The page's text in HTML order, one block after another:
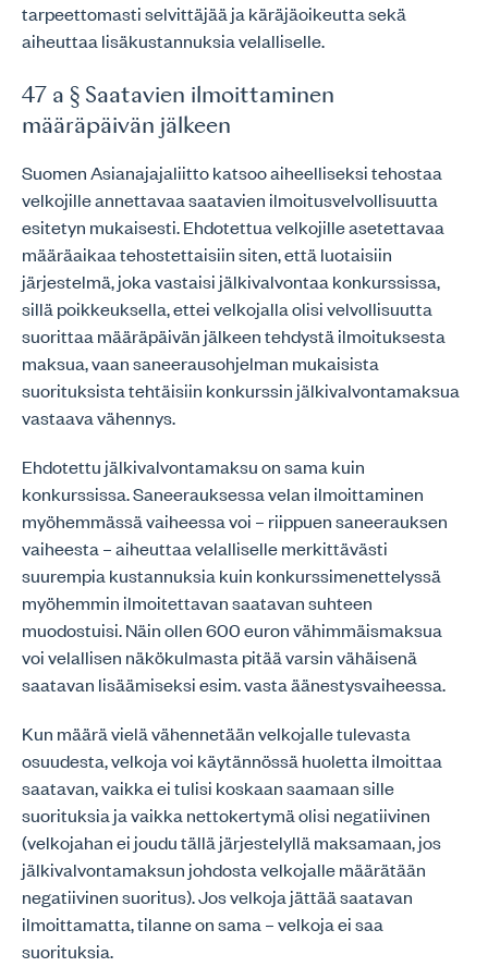
tarpeettomasti selvittäjää ja käräjäoikeutta sekä
aiheuttaa lisäkustannuksia velalliselle.
47 a § Saatavien ilmoittaminen
määräpäivän jälkeen
Suomen Asianajajaliitto katsoo aiheelliseksi tehostaa
velkojille annettavaa saatavien ilmoitusvelvollisuutta
esitetyn mukaisesti. Ehdotettua velkojille asetettavaa
määräaikaa tehostettaisiin siten, että luotaisiin
järjestelmä, joka vastaisi jälkivalvontaa konkurssissa,
sillä poikkeuksella, ettei velkojalla olisi velvollisuutta
suorittaa määräpäivän jälkeen tehdystä ilmoituksesta
maksua, vaan saneerausohjelman mukaisista
suorituksista tehtäisiin konkurssin jälkivalvontamaksua
vastaava vähennys.
Ehdotettu jälkivalvontamaksu on sama kuin
konkurssissa. Saneerauksessa velan ilmoittaminen
myöhemmässä vaiheessa voi – riippuen saneerauksen
vaiheesta – aiheuttaa velalliselle merkittävästi
suurempia kustannuksia kuin konkurssimenettelyssä
myöhemmin ilmoitettavan saatavan suhteen
muodostuisi. Näin ollen 600 euron vähimmäismaksua
voi velallisen näkökulmasta pitää varsin vähäisenä
saatavan lisäämiseksi esim. vasta äänestysvaiheessa.
Kun määrä vielä vähennetään velkojalle tulevasta
osuudesta, velkoja voi käytännössä huoletta ilmoittaa
saatavan, vaikka ei tulisi koskaan saamaan sille
suorituksia ja vaikka nettokertymä olisi negatiivinen
(velkojahan ei joudu tällä järjestelyllä maksamaan, jos
jälkivalvontamaksun johdosta velkojalle määrätään
negatiivinen suoritus). Jos velkoja jättää saatavan
ilmoittamatta, tilanne on sama – velkoja ei saa
suorituksia.